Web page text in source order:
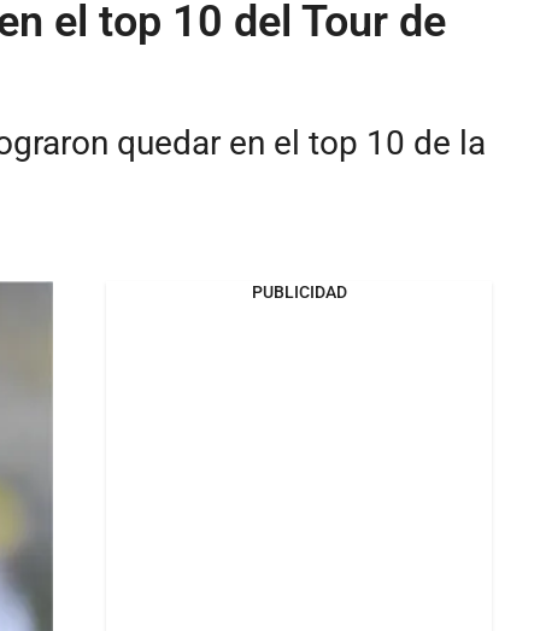
el top 10 del Tour de
quedar en el top 10 de la
PUBLICIDAD